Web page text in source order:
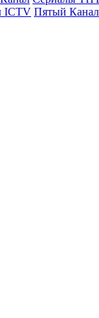
ICTV Пя­тый Ка­нал